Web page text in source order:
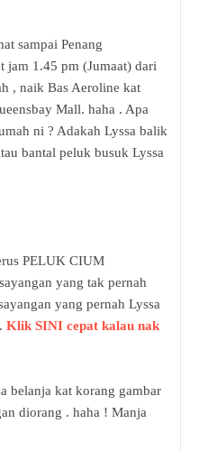
sampai Penang
jam 1.45 pm (Jumaat) dari
, naik Bas Aeroline kat
Mall. haha . Apa
ni ? Adakah Lyssa balik
bantal peluk busuk Lyssa
PELUK CIUM
yang tak pernah
yang pernah Lyssa
Klik SINI cepat kalau nak
belanja kat korang gambar
diorang . haha ! Manja